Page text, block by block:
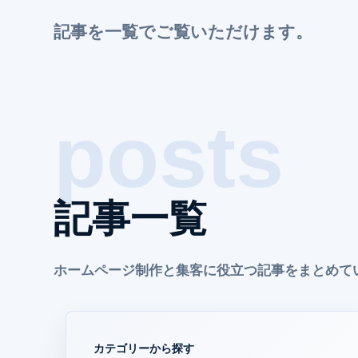
記事を一覧でご覧いただけます。
記事一覧
ホームページ制作と集客に役立つ記事をまとめて
カテゴリーから探す